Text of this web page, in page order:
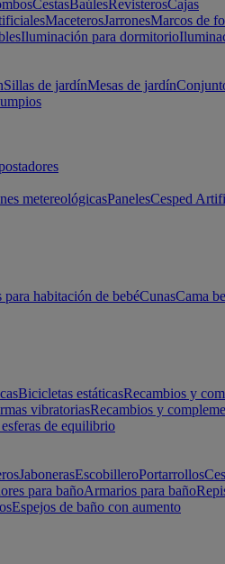
CestasBaúlesRevisterosCajas
MaceterosJarronesMarcos de
Iluminación para dormitorio
Sillas de jardínMesas de jardín
metereológicasPanelesCesped
para habitación de bebéCunasCama
Bicicletas estáticasRecambios y
vibratoriasRecambios y
de equilibrio
JabonerasEscobilleroPortarrollos
para bañoArmarios para baño
Espejos de baño con aumento